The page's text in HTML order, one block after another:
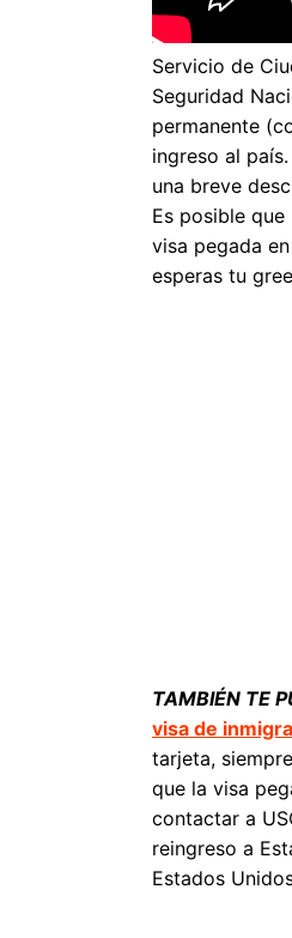
Servicio de
Seguridad
permanente
ingreso al
una breve
Es posible
visa pegada
esperas tu
TAMBIÉN TE
visa de
tarjeta,
que la visa
contactar a
reingreso a
Estados